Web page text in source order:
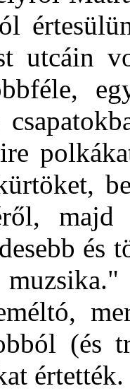
utcáin
(és
értették.